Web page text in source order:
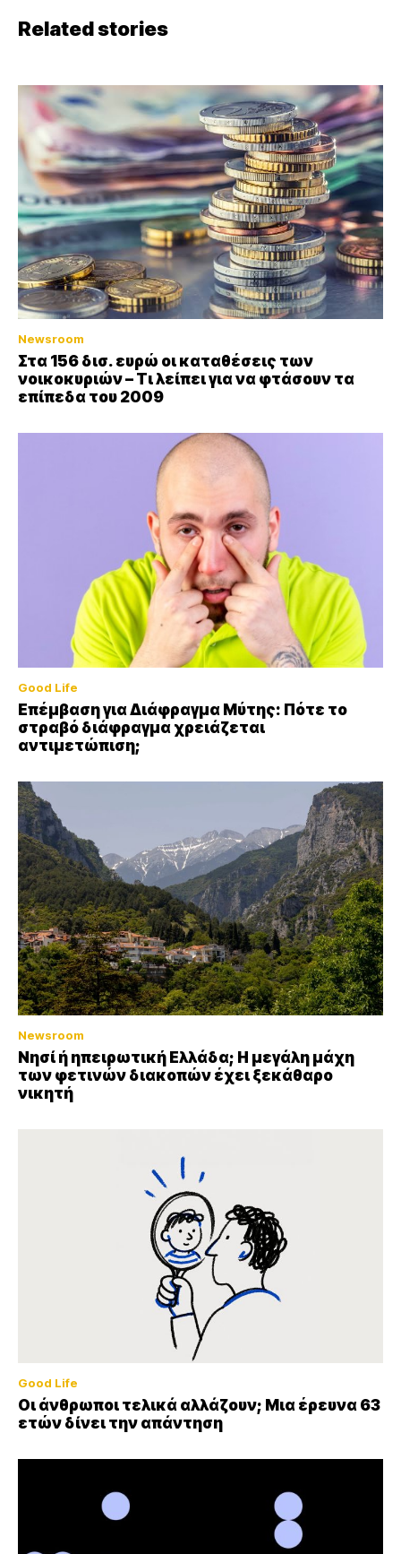
Related stories
Newsroom
Στα 156 δισ. ευρώ οι καταθέσεις των
νοικοκυριών – Τι λείπει για να φτάσουν τα
επίπεδα του 2009
Good Life
Επέμβαση για Διάφραγμα Μύτης: Πότε το
στραβό διάφραγμα χρειάζεται
αντιμετώπιση;
Newsroom
Νησί ή ηπειρωτική Ελλάδα; Η μεγάλη μάχη
των φετινών διακοπών έχει ξεκάθαρο
νικητή
Good Life
Οι άνθρωποι τελικά αλλάζουν; Μια έρευνα 63
ετών δίνει την απάντηση